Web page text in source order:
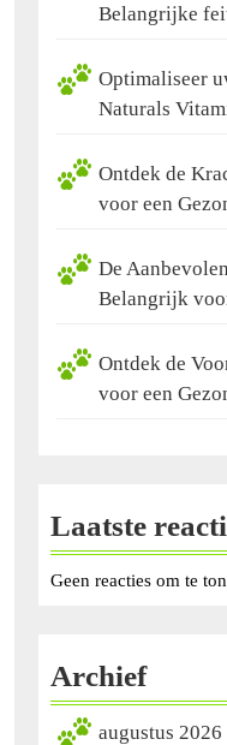
Belangrijke
Optimaliseer
Naturals
Ontdek de
voor een
De
Belangrijk
Ontdek de
voor een
Laatste
Geen reacties om te
Archief
augustus 2026